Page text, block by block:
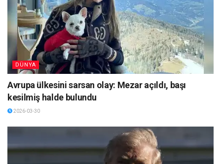
DÜNYA
Avrupa ülkesini sarsan olay: Mezar açıldı, başı
kesilmiş halde bulundu
2026-03-30